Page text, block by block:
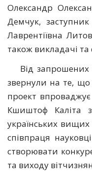
Олександр
Демчук,
Лаврентіївна
також викладачі
Від запрошених
звернули на те, що
проект впроваджує
Кшиштоф Каліта
українських
співпраця
створювати
та виходу